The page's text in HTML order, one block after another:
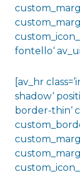
fontello‘
[av_hr
shadow‘
border-thin‘